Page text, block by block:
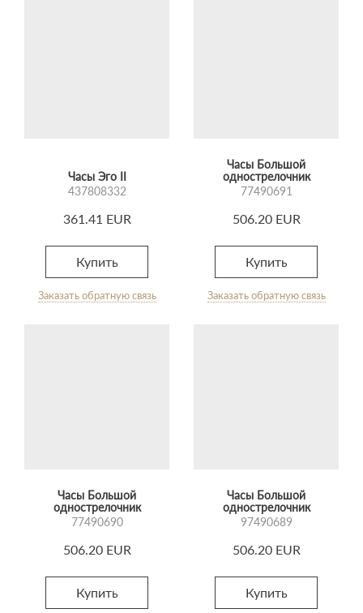
Часы Эго II
437808332
361.41 EUR
Купить
Заказать обратную связь
Часы Большой
однострелочник
77490691
506.20 EUR
Купить
Заказать обратную связь
Часы Большой
однострелочник
77490690
506.20 EUR
Купить
Часы Большой
однострелочник
97490689
506.20 EUR
Купить